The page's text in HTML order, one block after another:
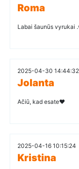
Roma
Labai šaunūs vyrukai
2025-04-30 14:44:32
Jolanta
Ačiū, kad esate❤️
2025-04-16 10:15:24
Kristina